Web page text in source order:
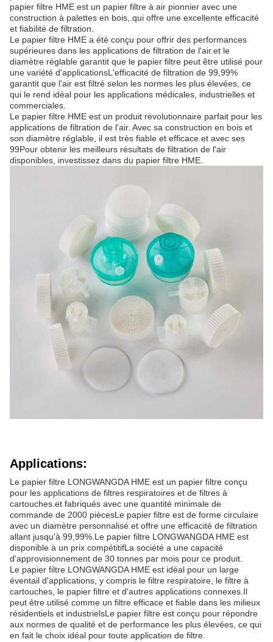
papier filtre HME est un papier filtre à air pionnier avec une
construction à palettes en bois, qui offre une excellente efficacité
et fiabilité de filtration.
Le papier filtre HME a été conçu pour offrir des performances
supérieures dans les applications de filtration de l'air.et le
diamètre réglable garantit que le papier filtre peut être utilisé pour
une variété d'applicationsL'efficacité de filtration de 99,99%
garantit que l'air est filtré selon les normes les plus élevées, ce
qui le rend idéal pour les applications médicales, industrielles et
commerciales.
Le papier filtre HME est un produit révolutionnaire parfait pour les
applications de filtration de l'air. Avec sa construction en bois et
son diamètre réglable, il est très fiable et efficace.et avec ses
99Pour obtenir les meilleurs résultats de filtration de l'air
disponibles, investissez dans du papier filtre HME.
Applications:
Le papier filtre LONGWANGDA HME est un papier filtre conçu
pour les applications de filtres respiratoires et de filtres à
cartouches.et fabriqués avec une quantité minimale de
commande de 2000 piècesLe papier filtre est de forme circulaire
avec un diamètre personnalisé et offre une efficacité de filtration
allant jusqu'à 99,99%.Le papier filtre LONGWANGDA HME est
disponible à un prix compétitifLa société a une capacité
d'approvisionnement de 30 tonnes par mois pour ce produit.
Le papier filtre LONGWANGDA HME est idéal pour un large
éventail d'applications, y compris le filtre respiratoire, le filtre à
cartouches, le papier filtre et d'autres applications connexes.Il
peut être utilisé comme un filtre efficace et fiable dans les milieux
résidentiels et industrielsLe papier filtre est conçu pour répondre
aux normes de qualité et de performance les plus élevées, ce qui
en fait le choix idéal pour toute application de filtre.